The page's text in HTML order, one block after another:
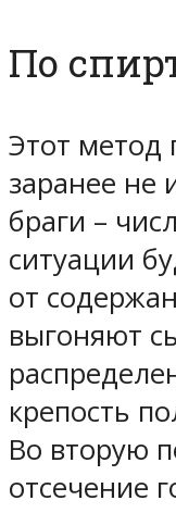
По
Этот метод
заранее не
браги –
ситуации
от
выгоняют
крепость
Во вторую
отсечение